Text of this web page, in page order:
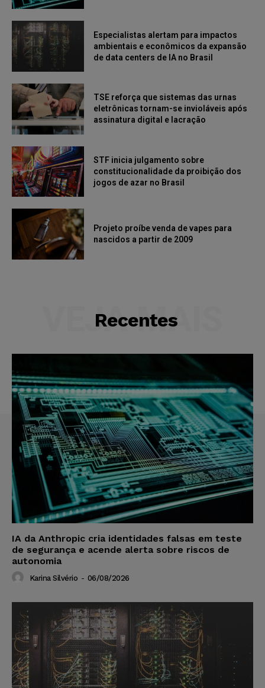
Especialistas alertam para impactos
ambientais e econômicos da expansão
de data centers de IA no Brasil
TSE reforça que sistemas das urnas
eletrônicas tornam-se invioláveis após
assinatura digital e lacração
STF inicia julgamento sobre
constitucionalidade da proibição dos
jogos de azar no Brasil
Projeto proíbe venda de vapes para
nascidos a partir de 2009
Recentes
VEJA MAIS
IA da Anthropic cria identidades falsas em teste
de segurança e acende alerta sobre riscos de
autonomia
Karina Silvério - 06/08/2026